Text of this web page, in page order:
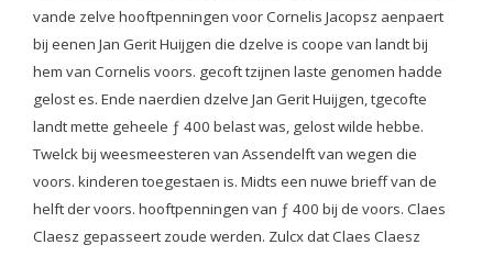
vande zelve hooftpenningen voor Cornelis Jacopsz aenpaert
bij eenen Jan Gerit Huijgen die dzelve is coope van landt bij
hem van Cornelis voors. gecoft tzijnen laste genomen hadde
gelost es. Ende naerdien dzelve Jan Gerit Huijgen, tgecofte
landt mette geheele ƒ 400 belast was, gelost wilde hebbe.
Twelck bij weesmeesteren van Assendelft van wegen die
voors. kinderen toegestaen is. Midts een nuwe brieff van de
helft der voors. hooftpenningen van ƒ 400 bij de voors. Claes
Claesz gepasseert zoude werden. Zulcx dat Claes Claesz